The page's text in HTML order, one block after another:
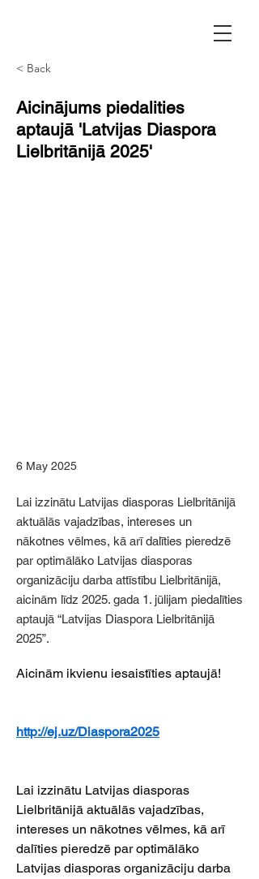
< Back
Aicinājums piedalities
aptaujā 'Latvijas Diaspora
Lielbritānijā 2025'
6 May 2025
Lai izzinātu Latvijas diasporas Lielbritānijā
aktuālās vajadzības, intereses un
nākotnes vēlmes, kā arī dalīties pieredzē
par optimālāko Latvijas diasporas
organizāciju darba attīstību Lielbritānijā,
aicinām līdz 2025. gada 1. jūlijam piedalīties
aptaujā “Latvijas Diaspora Lielbritānijā
2025”.
Aicinām ikvienu iesaistīties aptaujā!
http://ej.uz/Diaspora2025
Lai izzinātu Latvijas diasporas
Lielbritānijā aktuālās vajadzības,
intereses un nākotnes vēlmes, kā arī
dalīties pieredzē par optimālāko
Latvijas diasporas organizāciju darba